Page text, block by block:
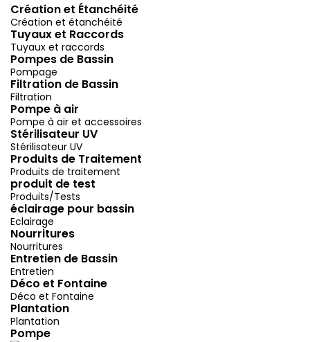
Création et Étanchéité
Création et étanchéité
Tuyaux et Raccords
Tuyaux et raccords
Pompes de Bassin
Pompage
Filtration de Bassin
Filtration
Pompe à air
Pompe à air et accessoires
Stérilisateur UV
Stérilisateur UV
Produits de Traitement
Produits de traitement
produit de test
Produits/Tests
éclairage pour bassin
Eclairage
Nourritures
Nourritures
Entretien de Bassin
Entretien
Déco et Fontaine
Déco et Fontaine
Plantation
Plantation
Pompe